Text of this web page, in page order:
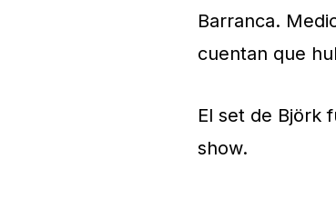
Barranca.
cuentan que
El set de Björk
show.